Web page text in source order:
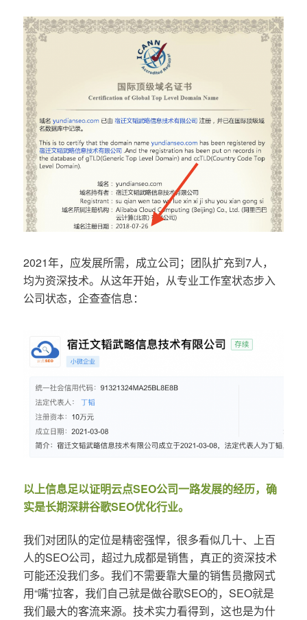
2021年，应发展所需，成立公司；团队扩充到7人，
均为资深技术。从这年开始，从专业工作室状态步入
公司状态，企查查信息：
以上信息足以证明云点SEO公司一路发展的经历，确
实是长期深耕谷歌SEO优化行业。
我们对团队的定位是精密强悍，很多看似几十、上百
人的SEO公司，超过九成都是销售，真正的资深技术
可能还没我们多。我们不需要靠大量的销售员撒网式
用“嘴”拉客，我们自己就是做谷歌SEO的，SEO就是
我们最大的客流来源。技术实力看得到，这也是为什